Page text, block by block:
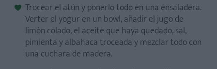
Trocear el atún y ponerlo todo en una ensaladera.
Verter el yogur en un bowl, añadir el jugo de
limón colado, el aceite que haya quedado, sal,
pimienta y albahaca troceada y mezclar todo con
una cuchara de madera.